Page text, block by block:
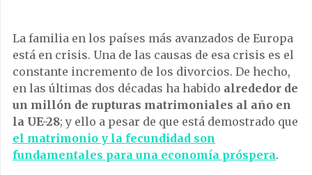
La familia en los países más avanzados de Europa
está en crisis. Una de las causas de esa crisis es el
constante incremento de los divorcios. De hecho,
en las últimas dos décadas ha habido alrededor de
un millón de rupturas matrimoniales al año en
la UE-28; y ello a pesar de que está demostrado que
el matrimonio y la fecundidad son
fundamentales para una economía próspera.